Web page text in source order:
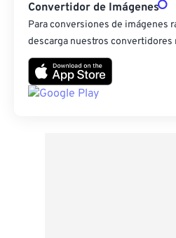
Convertidor de Imágenes
Para conversiones de imágenes
descarga nuestros convertidores